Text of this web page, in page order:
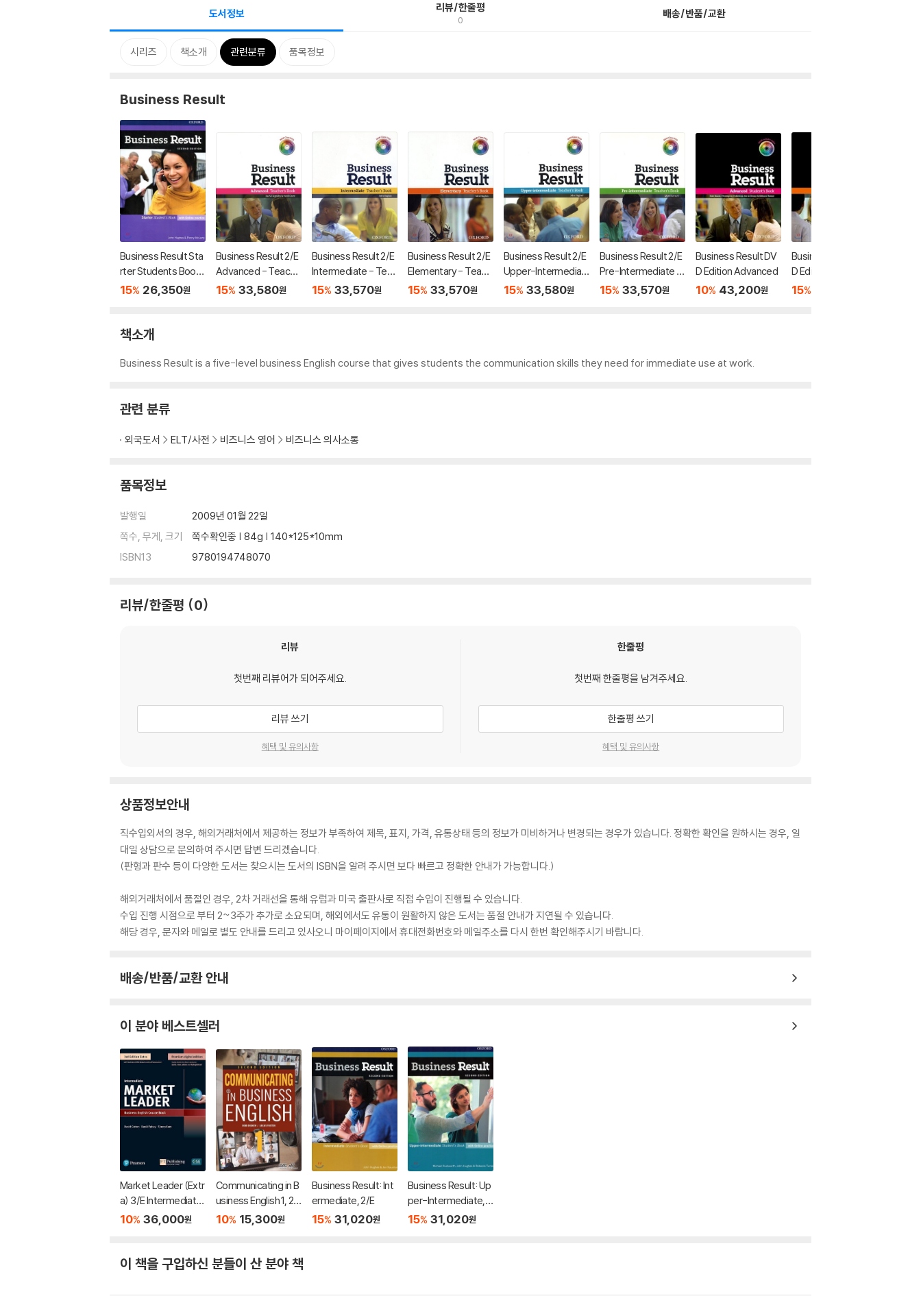
도서정보 리뷰/한줄평
0 배송/반품/교환
시리즈 책소개 관련분류 품목정보
Business Result
Business Result Sta
rter Students Book
and Online Practice
15% 26,350원
Business Result 2/E
Advanced - Teache
r's Book & DVD Pack
15% 33,580원
Business Result 2/E
Intermediate - Teac
her's Book & DVD Pa
15% 33,570원
Business Result 2/E
Elementary - Teach
er's Book & DVD Pac
15% 33,570원
Business Result 2/E
Upper-Intermediat
e - Teacher's Book
15% 33,580원
Business Result 2/E
Pre-Intermediate -
Teacher's Book & D
15% 33,570원
Business Result DV
D Edition Advanced
10% 43,200원
Business Result DV
D Edition Elementar
y
15%
책소개
Business Result is a five-level business English course that gives students the communication skills they need for immediate use at work.
관련 분류
외국도서 ELT/사전 비즈니스 영어 비즈니스 의사소통
품목정보
발행일
2009년 01월 22일
쪽수, 무게, 크기
쪽수확인중 | 84g | 140*125*10mm
ISBN13
9780194748070
리뷰/한줄평 0
리뷰
첫번째 리뷰어가 되어주세요.
리뷰 쓰기
혜택 및 유의사항
한줄평
첫번째 한줄평을 남겨주세요.
한줄평 쓰기
혜택 및 유의사항
상품정보안내
직수입외서의 경우, 해외거래처에서 제공하는 정보가 부족하여 제목, 표지, 가격, 유통상태 등의 정보가 미비하거나 변경되는 경우가 있습니다. 정확한 확인을 원하시는 경우, 일
대일 상담으로 문의하여 주시면 답변 드리겠습니다.
(판형과 판수 등이 다양한 도서는 찾으시는 도서의 ISBN을 알려 주시면 보다 빠르고 정확한 안내가 가능합니다.)
해외거래처에서 품절인 경우, 2차 거래선을 통해 유럽과 미국 출판사로 직접 수입이 진행될 수 있습니다.
수입 진행 시점으로 부터 2~3주가 추가로 소요되며, 해외에서도 유통이 원활하지 않은 도서는 품절 안내가 지연될 수 있습니다.
해당 경우, 문자와 메일로 별도 안내를 드리고 있사오니 마이페이지에서 휴대전화번호와 메일주소를 다시 한번 확인해주시기 바랍니다.
배송/반품/교환 안내
이 분야 베스트셀러
Market Leader (Extr
a) 3/E Intermediate
Student's Book & Int
al Resources & DVD
10% 36,000원
Communicating in B
usiness English 1, 2n
d Edition
10% 15,300원
Business Result: Int
ermediate, 2/E
15% 31,020원
Business Result: Up
per-Intermediate,
2/E
15% 31,020원
이 책을 구입하신 분들이 산 분야 책